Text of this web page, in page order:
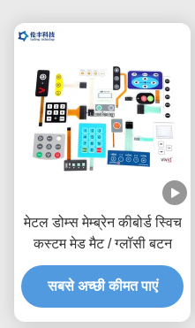
मेटल डोम्स मेम्ब्रेन कीबोर्ड स्विच
कस्टम मेड मैट / ग्लॉसी बटन
सबसे अच्छी कीमत पाएं